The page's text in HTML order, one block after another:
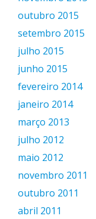
outubro 2015
setembro 2015
julho 2015
junho 2015
fevereiro 2014
janeiro 2014
março 2013
julho 2012
maio 2012
novembro 2011
outubro 2011
abril 2011